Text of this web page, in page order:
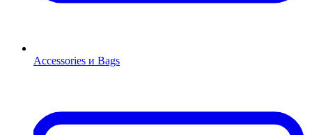
Accessories и Bags